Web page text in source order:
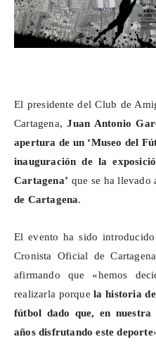
El presidente del Club de
Cartagena,Juan Antonio
apertura de un ‘Museo del
inauguración de la
Cartagena’ que se ha llevado
de Cartagena.
El evento ha sido
Cronista Oficial de
afirmando que «hemos
realizarla porquela historia
fútbol dado que, en
años disfrutando este deporte